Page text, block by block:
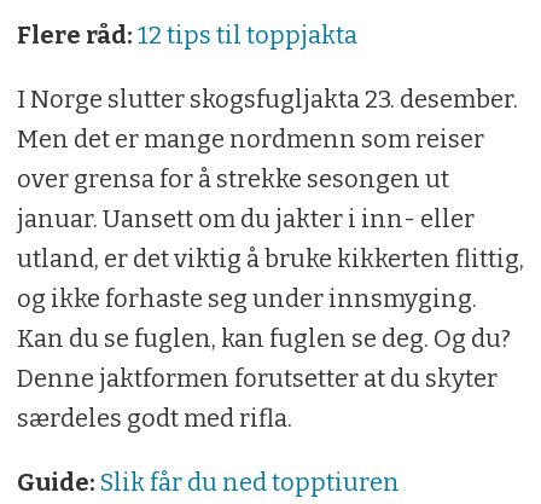
Flere råd: 12 tips til toppjakta
I Norge slutter skogsfugljakta 23. desember.
Men det er mange nordmenn som reiser
over grensa for å strekke sesongen ut
januar. Uansett om du jakter i inn- eller
utland, er det viktig å bruke kikkerten flittig,
og ikke forhaste seg under innsmyging.
Kan du se fuglen, kan fuglen se deg. Og du?
Denne jaktformen forutsetter at du skyter
særdeles godt med rifla.
Guide: Slik får du ned topptiuren